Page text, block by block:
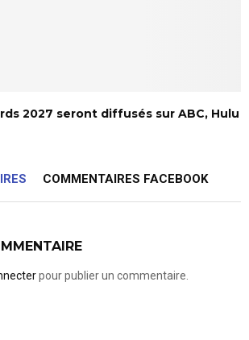
2027 seront diffusés sur ABC, Hulu
COMMENTAIRES FACEBOOK
pour publier un commentaire.